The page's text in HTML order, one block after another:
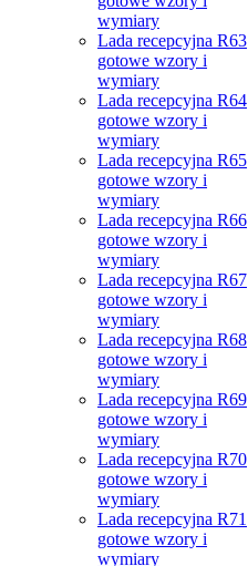
wymiary
Lada recepcyjna R63
gotowe wzory i
wymiary
Lada recepcyjna R64
gotowe wzory i
wymiary
Lada recepcyjna R65
gotowe wzory i
wymiary
Lada recepcyjna R66
gotowe wzory i
wymiary
Lada recepcyjna R67
gotowe wzory i
wymiary
Lada recepcyjna R68
gotowe wzory i
wymiary
Lada recepcyjna R69
gotowe wzory i
wymiary
Lada recepcyjna R70
gotowe wzory i
wymiary
Lada recepcyjna R71
gotowe wzory i
wymiary